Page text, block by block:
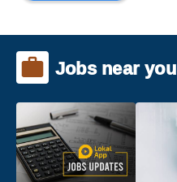
Jobs near you